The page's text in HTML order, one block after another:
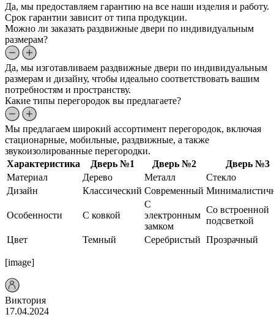
Да, мы предоставляем гарантию на все наши изделия и работу.
Срок гарантии зависит от типа продукции.
Можно ли заказать раздвижные двери по индивидуальным
размерам?
Да, мы изготавливаем раздвижные двери по индивидуальным
размерам и дизайну, чтобы идеально соответствовать вашим
потребностям и пространству.
Какие типы перегородок вы предлагаете?
Мы предлагаем широкий ассортимент перегородок, включая
стационарные, мобильные, раздвижные, а также
звукоизолированные перегородки.
Характеристика
Дверь №1 Дверь №2
Дверь №3
Материал
Дерево Металл
Стекло
Дизайн
Классический Современный
Особенности С ковкой
С
электронным
замком
Со встроенной
подсветкой
Цвет
Темный Серебристый Прозрачный
[image]
Виктория
17.04.2024